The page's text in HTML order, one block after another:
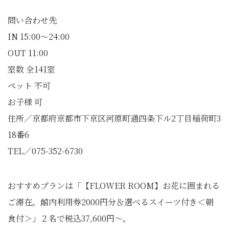
問い合わせ先
IN 15:00～24:00
OUT 11:00
室数 全141室
ペット 不可
お子様 可
住所／京都府京都市下京区河原町通四条下ル2丁目稲荷町3
18番6
TEL／075-352-6730
おすすめプランは「【FLOWER ROOM】お花に囲まれる
ご滞在。館内利用券2000円分＆選べるスイーツ付き＜朝
食付＞」２名で税込37,600円～。